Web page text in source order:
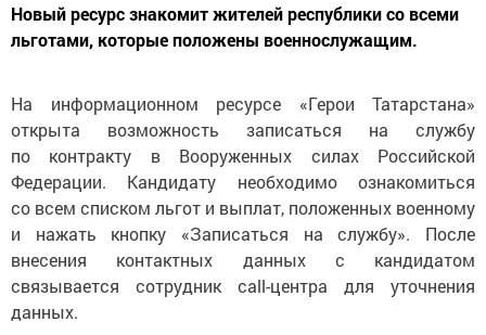
Новый ресурс знакомит жителей республики со всеми
льготами, которые положены военнослужащим.
На информационном ресурсе «Герои Татарстана»
открыта возможность записаться на службу
по контракту в Вооруженных силах Российской
Федерации. Кандидату необходимо ознакомиться
со всем списком льгот и выплат, положенных военному
и нажать кнопку «Записаться на службу». После
внесения контактных данных с кандидатом
связывается сотрудник call-центра для уточнения
данных.